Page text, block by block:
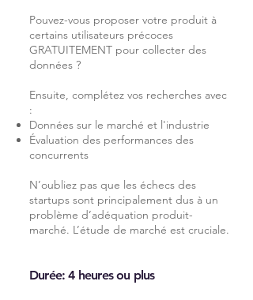
Pouvez-vous proposer votre produit à
certains utilisateurs précoces
GRATUITEMENT pour collecter des
données ?
Ensuite, complétez vos recherches avec
:
Données sur le marché et l'industrie
Évaluation des performances des
concurrents
N’oubliez pas que les échecs des
startups sont principalement dus à un
problème d’adéquation produit-
marché. L’étude de marché est cruciale.
Durée: 4 heures ou plus